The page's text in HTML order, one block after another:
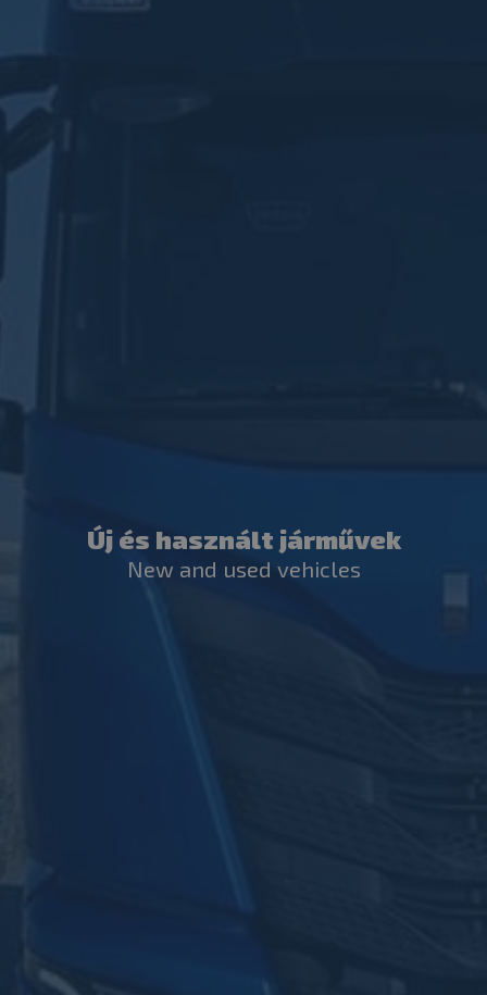
Új és használt járművek
New and used vehicles